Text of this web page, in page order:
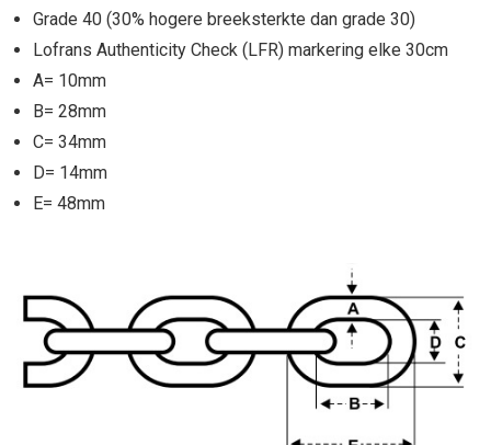
Grade 40 (30% hogere breeksterkte dan grade 30)
Lofrans Authenticity Check (LFR) markering elke 30cm
A= 10mm
B= 28mm
C= 34mm
D= 14mm
E= 48mm